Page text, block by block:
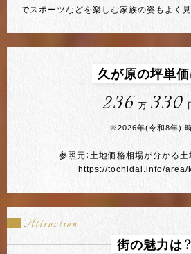
でスポーツなどを楽しむ家族の姿もよく見
久が原の坪単価
236 万 330
※2026年(令和8年)
参照元：土地価格相場が分かる
https://tochidai.info/area/
Attraction
街の魅力は？